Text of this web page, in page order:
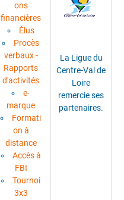
ons
financières
Élus
Procès
verbaux -
Rapports
d'activités
e-
marque
Formati
on à
distance
Accès à
FBI
Tournoi
3x3
La Ligue du
Centre-Val de
Loire
remercie ses
partenaires.